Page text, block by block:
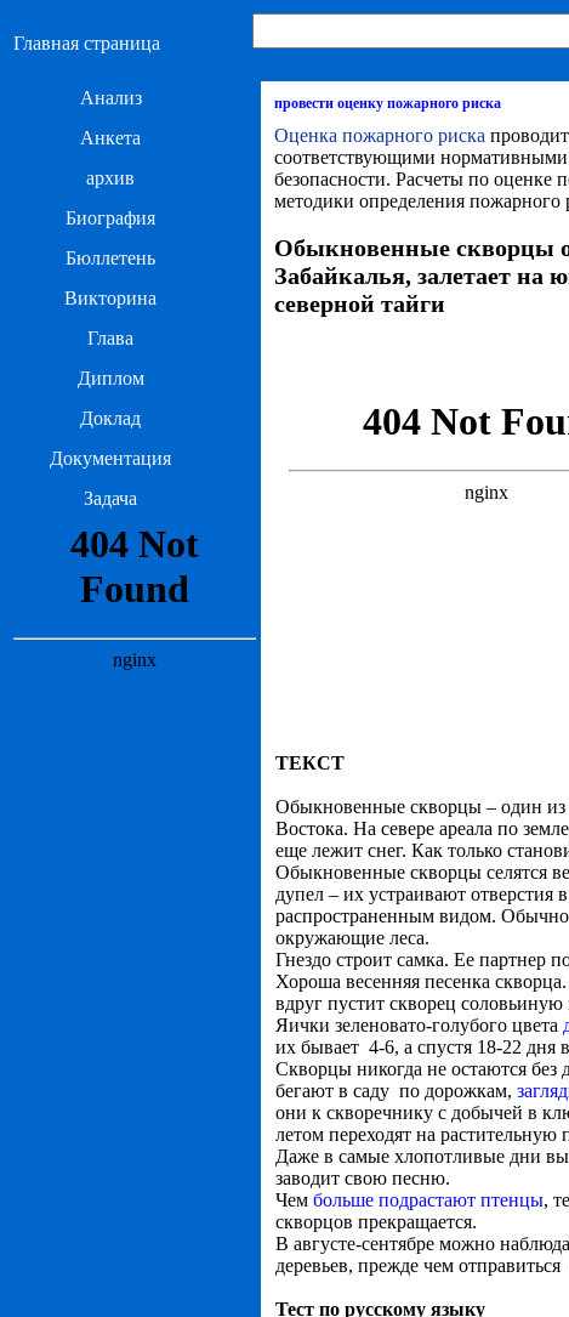
Главная страница
Анализ
Анкета
архив
Биография
Бюллетень
Викторина
Глава
Диплом
Доклад
Документация
Задача
провести оценку пожарного риска
Оценка пожарного риска
соответствующими
безопасности. Расчеты по
методики определения пожарного
Обыкновенные скворцы
Забайкалья, залетает на
северной тайги
ТЕКСТ
Обыкновенные скворцы – один из
Востока. На севере ареала по
еще лежит снег. Как только
Обыкновенные скворцы селятся
дупел – их устраивают
распространенным видом. Обычно
окружающие леса.
Гнездо строит самка. Ее партнер
Хороша весенняя песенка
вдруг пустит скворец соловьиную
Яички зеленовато-голубого цвета
их бывает 4-6, а спустя 18-22 дня
Скворцы никогда не остаются
бегают в саду по дорожкам,
они к скворечнику с добычей в
летом переходят на
Даже в самые хлопотливые дни
заводит свою песню.
Чем больше подрастают птенцы,
скворцов прекращается.
В августе-сентябре можно
деревьев, прежде чем
Тест по русскому языку